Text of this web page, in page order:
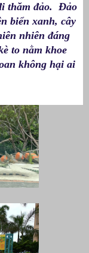
thăm đảo. Đảo
biển xanh, cây
nhiên đáng
to nằm khoe
không hại ai